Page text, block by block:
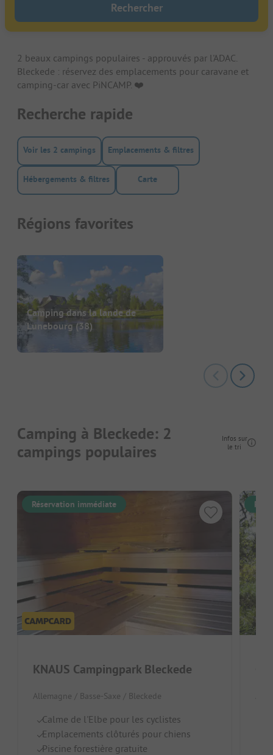
Rechercher
2 beaux campings populaires - approuvés par l'ADAC.
Bleckede : réservez des emplacements pour caravane et
camping-car avec PiNCAMP. ❤️️
Recherche rapide
Voir les 2 campings Emplacements & filtres
Hébergements & filtres Carte
Régions favorites
Camping dans la lande de
Lunebourg (38)
Camping à Bleckede: 2
campings populaires
Infos sur
le tri
Réservation immédiate
KNAUS Campingpark Bleckede
Allemagne / Basse-Saxe / Bleckede
Calme de l'Elbe pour les cyclistes
Emplacements clôturés pour chiens
Piscine forestière gratuite